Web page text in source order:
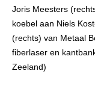
Joris Meesters
koebel aan Niels
(rechts) van Metaal
fiberlaser en
Zeeland)